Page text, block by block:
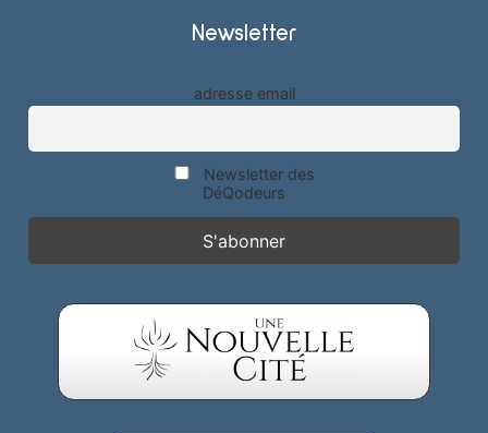
Newsletter
adresse email
Newsletter des
DéQodeurs